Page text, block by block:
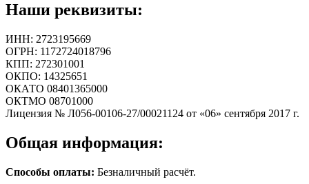
Наши реквизиты:
ИНН: 2723195669
ОГРН: 1172724018796
КПП: 272301001
ОКПО: 14325651
ОКАТО 08401365000
ОКТМО 08701000
Лицензия № Л056-00106-27/00021124 от «06» сентября 2017 г.
Общая информация:
Способы оплаты: Безналичный расчёт.